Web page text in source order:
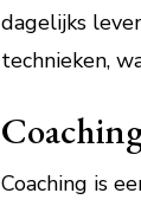
dagelijks
technieken,
Coaching is